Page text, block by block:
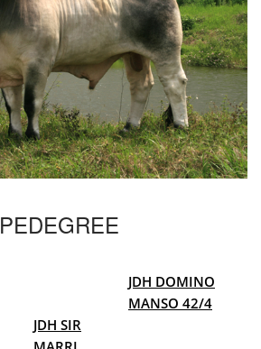
PEDEGREE
JDH DOMINO
MANSO 42/4
JDH SIR